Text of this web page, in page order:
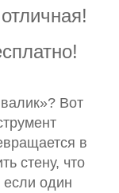
Вот
в
стену, что
один